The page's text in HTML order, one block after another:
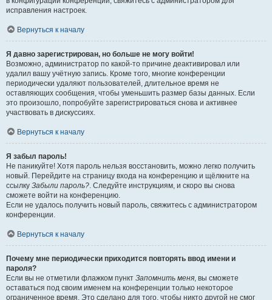
исправления настроек.
Вернуться к началу
Я давно зарегистрирован, но больше не могу войти!
Возможно, администратор по какой-то причине деактивировал или
удалил вашу учётную запись. Кроме того, многие конференции
периодически удаляют пользователей, длительное время не
оставляющих сообщения, чтобы уменьшить размер базы данных. Если
это произошло, попробуйте зарегистрироваться снова и активнее
участвовать в дискуссиях.
Вернуться к началу
Я забыл пароль!
Не паникуйте! Хотя пароль нельзя восстановить, можно легко получить
новый. Перейдите на страницу входа на конференцию и щёлкните на
ссылку Забыли пароль?. Следуйте инструкциям, и скоро вы снова
сможете войти на конференцию.
Если не удалось получить новый пароль, свяжитесь с администратором
конференции.
Вернуться к началу
Почему мне периодически приходится повторять ввод имени и
пароля?
Если вы не отметили флажком пункт Запомнить меня, вы сможете
оставаться под своим именем на конференции только некоторое
ограниченное время. Это сделано для того, чтобы никто другой не смог